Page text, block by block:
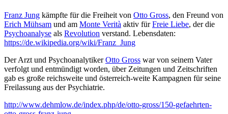
Franz Jung kämpfte für die Freiheit von Otto Gross, den Freund von
Erich Mühsam und am Monte Verità aktiv fürFreie Liebe, der die
Psychoanalyse als Revolution verstand. Lebensdaten:
https://de.wikipedia.org/wiki/Franz_Jung
Der Arzt und PsychoanalytikerOtto Gross war von seinem Vater
verfolgt und entmündigt worden, über Zeitungen und Zeitschriften
gab es große reichsweite und österreich-weite Kampagnen für seine
Freilassung aus der Psychiatrie.
http://www.dehmlow.de/index.php/de/otto-gross/150-gefaehrten-